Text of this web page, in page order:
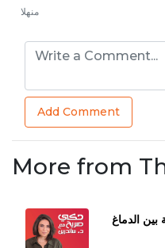
منهلا
Add Comment
More from
بين الدماغ